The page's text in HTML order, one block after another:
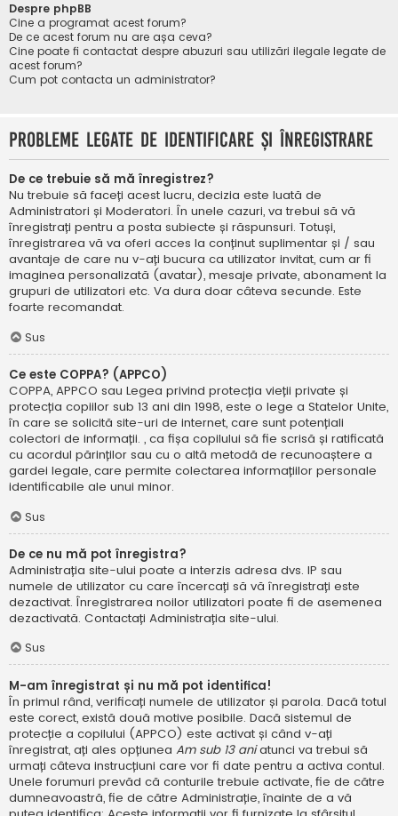
Despre phpBB
Cine a programat acest forum?
De ce acest forum nu are așa ceva?
Cine poate fi contactat despre abuzuri sau utilizări ilegale legate de
acest forum?
Cum pot contacta un administrator?
Probleme legate de identificare și înregistrare
De ce trebuie să mă înregistrez?
Nu trebuie să faceți acest lucru, decizia este luată de
Administratori și Moderatori. În unele cazuri, va trebui să vă
înregistrați pentru a posta subiecte și răspunsuri. Totuși,
înregistrarea vă va oferi acces la conținut suplimentar și / sau
avantaje de care nu v-ați bucura ca utilizator invitat, cum ar fi
imaginea personalizată (avatar), mesaje private, abonament la
grupuri de utilizatori etc. Va dura doar câteva secunde. Este
foarte recomandat.
Sus
Ce este COPPA? (APPCO)
COPPA, APPCO sau Legea privind protecția vieții private și
protecția copiilor sub 13 ani din 1998, este o lege a Statelor Unite,
în care se solicită site-uri de internet, care sunt potențiali
colectori de informații. , ca fișa copilului să fie scrisă și ratificată
cu acordul părinților sau cu o altă metodă de recunoaștere a
gardei legale, care permite colectarea informațiilor personale
identificabile ale unui minor.
Sus
De ce nu mă pot înregistra?
Administrația site-ului poate a interzis adresa dvs. IP sau
numele de utilizator cu care încercați să vă înregistrați este
dezactivat. Înregistrarea noilor utilizatori poate fi de asemenea
dezactivată. Contactați Administrația site-ului.
Sus
M-am înregistrat și nu mă pot identifica!
În primul rând, verificați numele de utilizator și parola. Dacă totul
este corect, există două motive posibile. Dacă sistemul de
protecție a copilului (APPCO) este activat și când v-ați
înregistrat, ați ales opțiunea Am sub 13 aniatunci va trebui să
urmați câteva instrucțiuni care vor fi date pentru a activa contul.
Unele forumuri prevăd că conturile trebuie activate, fie de către
dumneavoastră, fie de către Administrație, înainte de a vă